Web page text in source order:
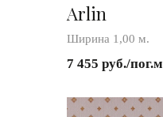
Arlin
Ширина 1,00 м.
7 455 руб./пог.м